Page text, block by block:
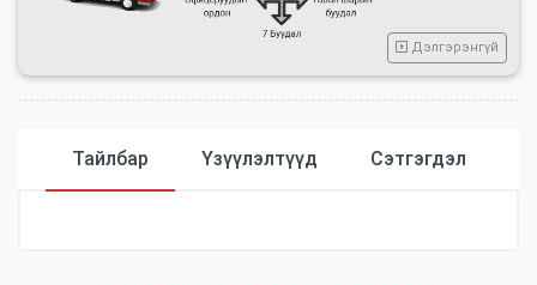
Дэлгэрэнгүй
Тайлбар Үзүүлэлтүүд Сэтгэгдэл